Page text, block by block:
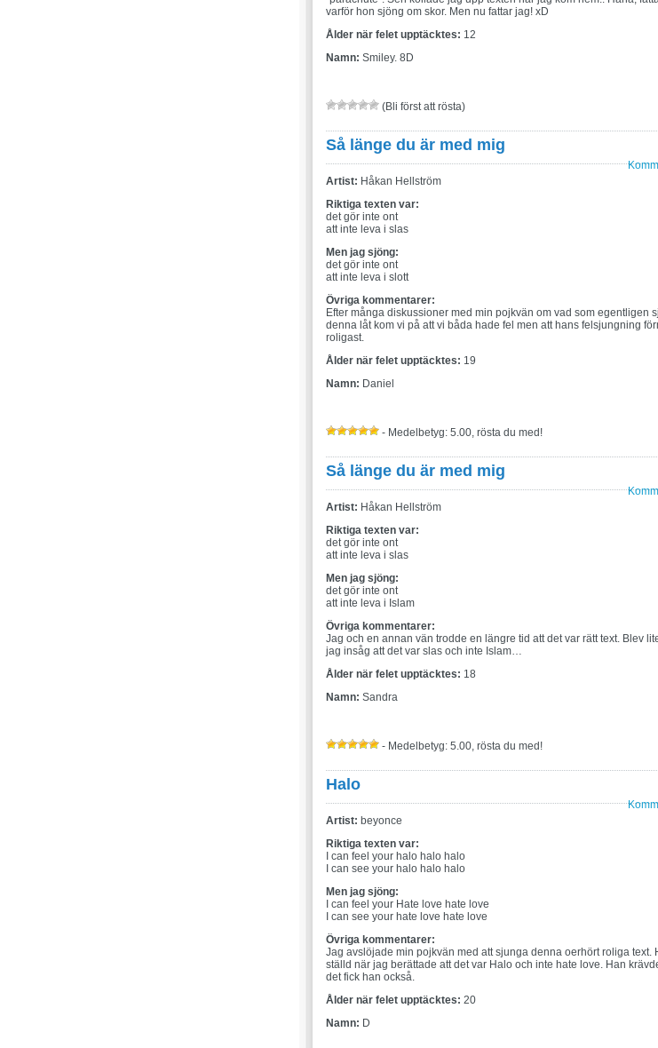
varför hon sjöng om skor. Men nu fattar jag! xD
Ålder när felet upptäcktes: 12
Namn: Smiley. 8D
(Bli först att rösta)
Så länge du är med mig
Artist: Håkan Hellström
Riktiga texten var:
det gör inte ont
att inte leva i slas
Men jag sjöng:
det gör inte ont
att inte leva i slott
Övriga kommentarer:
Efter många diskussioner med min pojkvän om vad som egentligen
denna låt kom vi på att vi båda hade fel men att hans felsjungning
roligast.
Ålder när felet upptäcktes: 19
Namn: Daniel
- Medelbetyg: 5.00, rösta du med!
Så länge du är med mig
Artist: Håkan Hellström
Riktiga texten var:
det gör inte ont
att inte leva i slas
Men jag sjöng:
det gör inte ont
att inte leva i Islam
Övriga kommentarer:
Jag och en annan vän trodde en längre tid att det var rätt text. Blev
jag insåg att det var slas och inte Islam…
Ålder när felet upptäcktes: 18
Namn: Sandra
- Medelbetyg: 5.00, rösta du med!
Halo
Artist: beyonce
Riktiga texten var:
I can feel your halo halo halo
I can see your halo halo halo
Men jag sjöng:
I can feel your Hate love hate love
I can see your hate love hate love
Övriga kommentarer:
Jag avslöjade min pojkvän med att sjunga denna oerhört roliga text.
ställd när jag berättade att det var Halo och inte hate love. Han
det fick han också.
Ålder när felet upptäcktes: 20
Namn: D